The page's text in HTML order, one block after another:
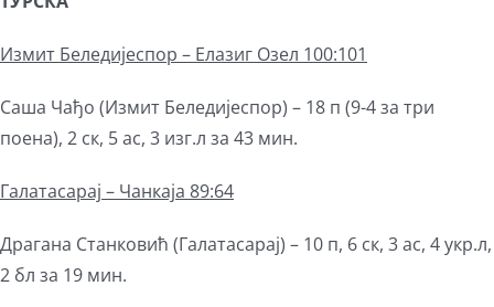
Измит Беледијеспор – Елазиг Озел 100:101
Саша Чађо (Измит Беледијеспор) – 18 п (9-4 за три
поена), 2 ск, 5 ас, 3 изг.л за 43 мин.
Галатасарај – Чанкаја 89:64
Драгана Станковић (Галатасарај) – 10 п, 6 ск, 3 ас, 4 укр.л,
2 бл за 19 мин.